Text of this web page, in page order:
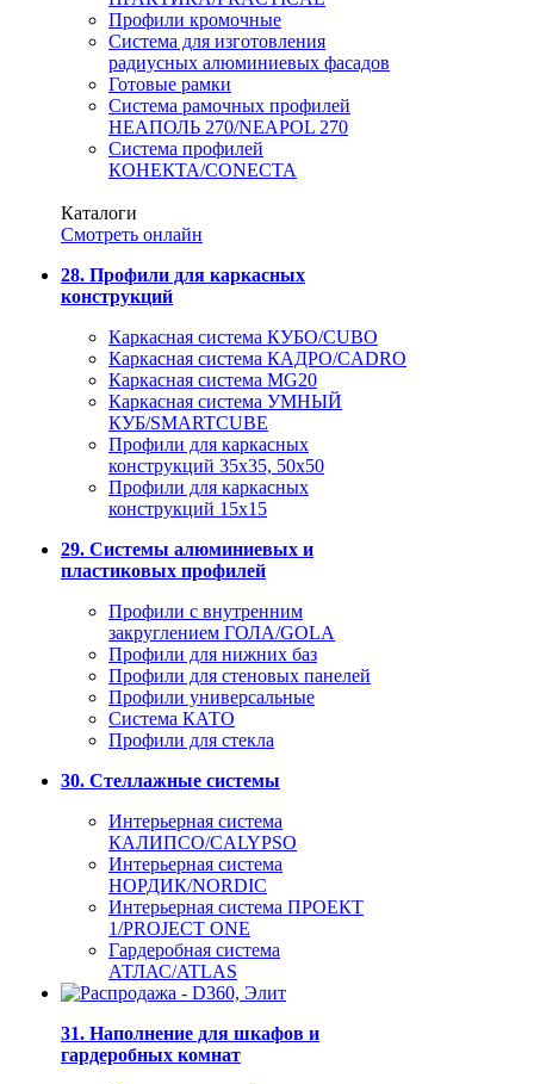
Профили кромочные
Система для изготовления
радиусных алюминиевых фасадов
Готовые рамки
Система рамочных профилей
НЕАПОЛЬ 270/NEAPOL 270
Система профилей
КОНЕКТА/CONECTA
Каталоги
Смотреть онлайн
28. Профили для каркасных
конструкций
Каркасная система КУБО/CUBO
Каркасная система КАДРО/CADRO
Каркасная система MG20
Каркасная система УМНЫЙ
КУБ/SMARTCUBE
Профили для каркасных
конструкций 35x35, 50x50
Профили для каркасных
конструкций 15х15
29. Системы алюминиевых и
пластиковых профилей
Профили с внутренним
закруглением ГОЛА/GOLA
Профили для нижних баз
Профили для стеновых панелей
Профили универсальные
Система КАТО
Профили для стекла
30. Стеллажные системы
Интерьерная система
КАЛИПСО/CALYPSO
Интерьерная система
НОРДИК/NORDIC
Интерьерная система ПРОЕКТ
1/PROJECT ONE
Гардеробная система
АТЛАС/ATLAS
31. Наполнение для шкафов и
гардеробных комнат